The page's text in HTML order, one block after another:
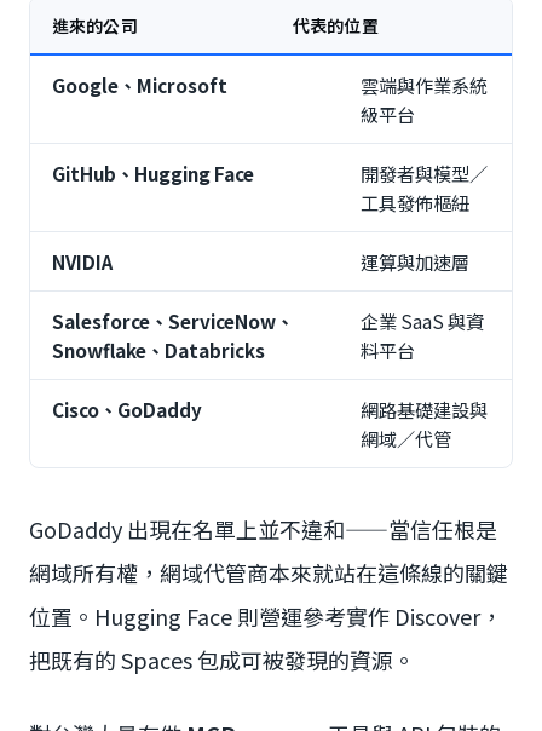
進來的公司 代表的位置
Google、Microsoft
雲端與作業系統
級平台
GitHub、Hugging Face
開發者與模型／
工具發佈樞紐
NVIDIA 運算與加速層
Salesforce、ServiceNow、
Snowflake、Databricks
企業 SaaS 與資
料平台
Cisco、GoDaddy
網路基礎建設與
網域／代管
GoDaddy 出現在名單上並不違和——當信任根是
網域所有權，網域代管商本來就站在這條線的關鍵
位置。Hugging Face 則營運參考實作 Discover，
把既有的 Spaces 包成可被發現的資源。